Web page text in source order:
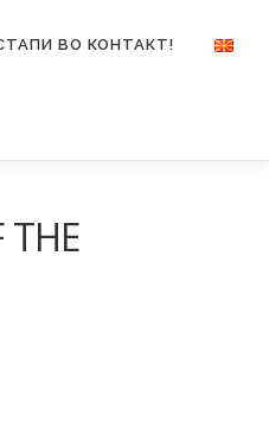
ВО КОНТАКТ!
THE